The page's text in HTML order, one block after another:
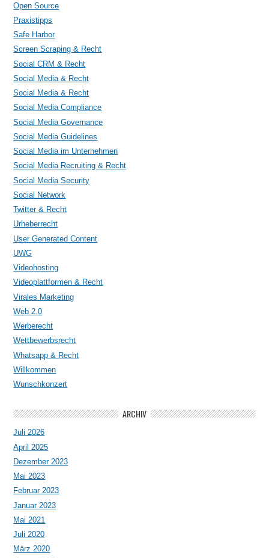
Open Source
Praxistipps
Safe Harbor
Screen Scraping & Recht
Social CRM & Recht
Social Media & Recht
Social Media & Recht
Social Media Compliance
Social Media Governance
Social Media Guidelines
Social Media im Unternehmen
Social Media Recruiting & Recht
Social Media Security
Social Network
Twitter & Recht
Urheberrecht
User Generated Content
UWG
Videohosting
Videoplattformen & Recht
Virales Marketing
Web 2.0
Werberecht
Wettbewerbsrecht
Whatsapp & Recht
Willkommen
Wunschkonzert
ARCHIV
Juli 2026
April 2025
Dezember 2023
Mai 2023
Februar 2023
Januar 2023
Mai 2021
Juli 2020
März 2020